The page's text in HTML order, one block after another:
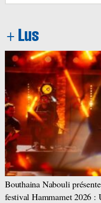
Bouthaina Nabouli
festival Hammamet 2026 :